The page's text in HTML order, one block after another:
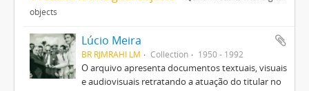
objects
Lúcio Meira
BR RJMRAHI LM Collection 1950 - 1992
O arquivo apresenta documentos textuais, visuais
e audiovisuais retratando a atuação do titular no